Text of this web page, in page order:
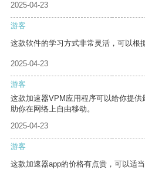
2025-04-23
游客
这款软件的学习方式非常灵活，可以根
2025-04-23
游客
这款加速器VPM应用程序可以给你提
助你在网络上自由移动。
2025-04-23
游客
这款加速器app的价格有点贵，可以适